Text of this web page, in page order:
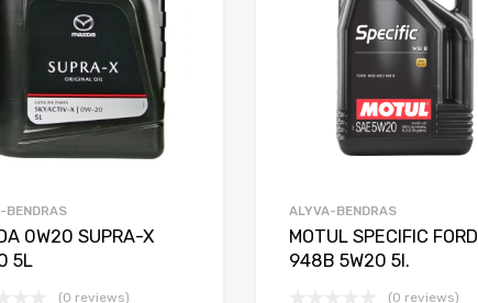
BENDRAS
0W20 SUPRA-X
5L
(0 reviews)
ALYVA-BENDRAS
MOTUL SPECIFIC FORD
948B 5W20 5l.
(0 reviews)